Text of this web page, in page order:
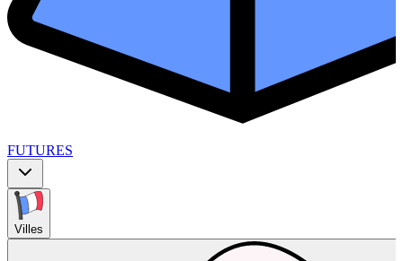
FUTURES
Villes